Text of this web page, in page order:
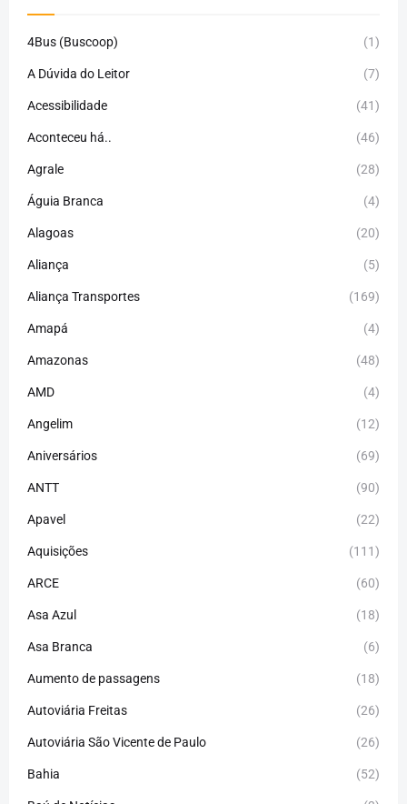
4Bus (Buscoop) (1)
A Dúvida do Leitor (7)
Acessibilidade (41)
Aconteceu há.. (46)
Agrale (28)
Águia Branca (4)
Alagoas (20)
Aliança (5)
Aliança Transportes (169)
Amapá (4)
Amazonas (48)
AMD (4)
Angelim (12)
Aniversários (69)
ANTT (90)
Apavel (22)
Aquisições (111)
ARCE (60)
Asa Azul (18)
Asa Branca (6)
Aumento de passagens (18)
Autoviária Freitas (26)
Autoviária São Vicente de Paulo (26)
Bahia (52)